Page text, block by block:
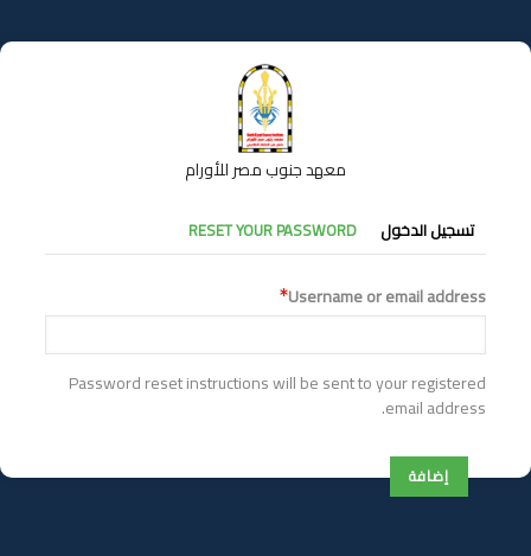
إلى
المحتوى
معهد جنوب مصر للأورام
التبويبات
الأساسية
تسجيل الدخول RESET YOUR PASSWORD
Username or email address
Password reset instructions will be sent to your registered
email address.